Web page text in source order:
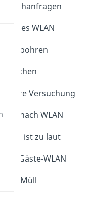
Suchanfragen
WLAN
bohren
Kuchen
eure Versuchung
nach WLAN
Bass ist zu laut
das Gäste-WLAN
Müll